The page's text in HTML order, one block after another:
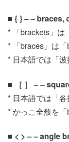
■ { } – – braces,
* 「brackets」は
* 「braces」は「
* 日本語では「波
■ ［ ］ – –
* 日本語では「各
* かっこ全般を「
■ < > – – angle